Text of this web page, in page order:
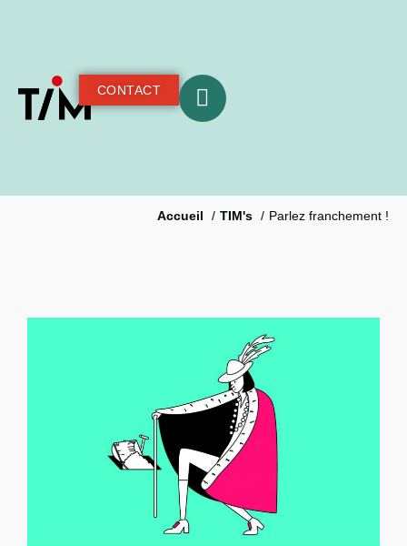
CONTACT
Accueil TIM's Parlez franchement !